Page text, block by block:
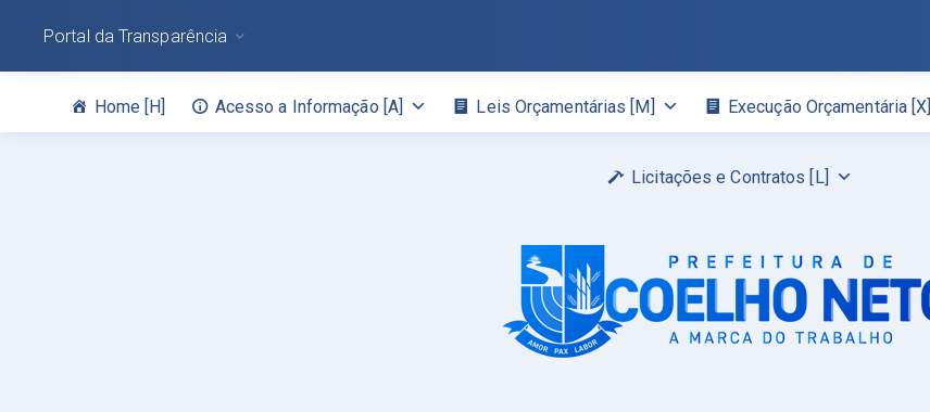
Home [H] Acesso a Informação [A] Leis Orçamentárias [M] Execução Orçamentária [X]
Licitações e Contratos [L]
Portal da Transparência